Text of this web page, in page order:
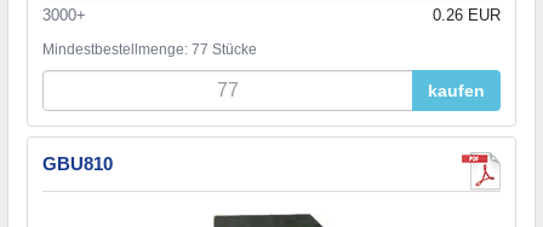
3000+ 0.26 EUR
Mindestbestellmenge: 77 Stücke
kaufen
GBU810